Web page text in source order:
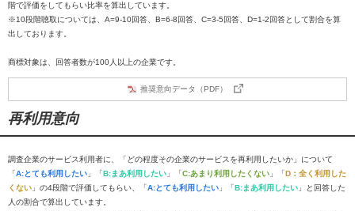
階で評価をしてもらい比率を算出しています。
※10段階聴取については、A=9-10回答、B=6-8回答、C=3-5回答、D=1-2回答として割合を算
出しております。
商標対象は、回答者数が100人以上の企業です。
推奨意向データ（PDF）
再利用意向
調査企業のサービス利用者に、「どの程度その企業のサービスを再利用したいか」について
「A:とても利用したい 」「B:まあ利用したい 」「C:あまり利用したくない 」「D：全く利用した
くない 」の4段階で評価してもらい、「A:とても利用したい 」「B:まあ利用したい 」と回答した
人の割合で算出しています。